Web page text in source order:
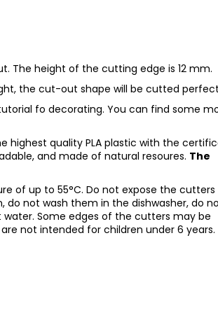
The height of the cutting edge is 12 mm.
the cut-out shape will be cutted
fo decorating. You can find some
highest quality PLA plastic with the
and made of natural resoures. The
of up to 55°C. Do not expose the cutters
not wash them in the dishwasher, do
Some edges of the cutters may be
not intended for children under 6 years.